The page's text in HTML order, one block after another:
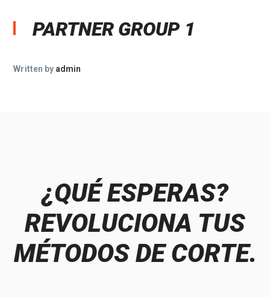
PARTNER GROUP 1
Written by admin
¿QUÉ ESPERAS?
REVOLUCIONA TUS
MÉTODOS DE CORTE.